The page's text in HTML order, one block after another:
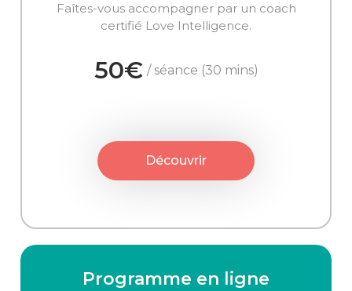
Faîtes-vous accompagner par un coach
certifié Love Intelligence.
50€ / séance (30 mins)
Découvrir
Programme en ligne